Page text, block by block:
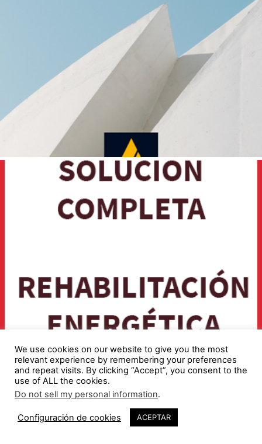
We use cookies on our website to give you the most
relevant experience by remembering your preferences
and repeat visits. By clicking “Accept”, you consent to the
use of ALL the cookies.
Do not sell my personal information.
Configuración de cookies ACEPTAR